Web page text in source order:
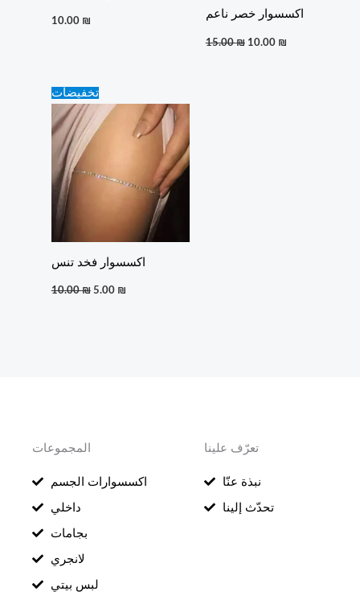
10.00 ₪
اكسسوار خصر ناعم
15.00₪ 10.00 ₪
تخفيضات
اكسسوار فخد تنس
10.00₪
Original
price
was:
10.00 ₪.
5.00 ₪
price
5.00 ₪.
المجموعات
اكسسوارات الجسم
داخلي
بجامات
لانجري
لبس بيتي
تعرّف علينا
نبذة عنّا
تحدّث إلينا